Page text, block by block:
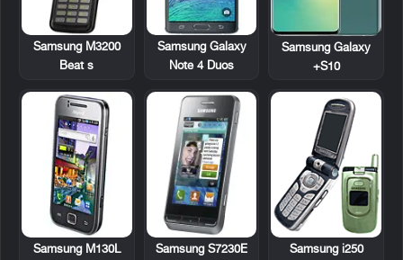
Samsung Galaxy
S10+
Samsung Galaxy
Note 4 Duos
Samsung M3200
Beat s
Samsung i250
Samsung S7230E
Samsung M130L